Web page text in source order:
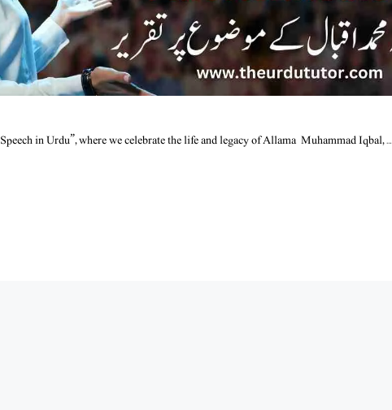
in Urdu”, where we celebrate the life and legacy of Allama Muhammad Iqbal, …